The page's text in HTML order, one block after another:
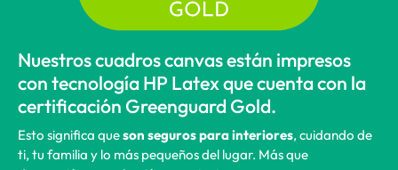
Nuestros cuadros canvas están impresos
con tecnología HP Latex que cuenta con la
certificación Greenguard Gold.
Esto significa queson seguros para interiores, cuidando de
ti, tu familia y lo más pequeños del lugar. Más que